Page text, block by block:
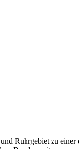
Ruhrgebiet zu